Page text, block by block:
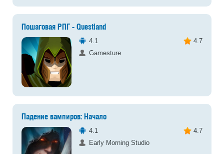
Пошаговая РПГ - Questland
4.1
4.7
Gamesture
Падение вампиров: Начало
4.1
4.7
Early Morning Studio